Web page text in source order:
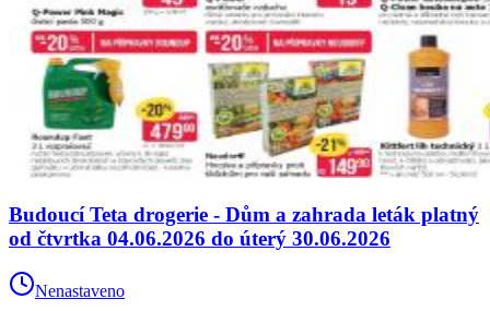
Budoucí Teta drogerie - Dům a zahrada leták platný
od čtvrtka 04.06.2026 do úterý 30.06.2026
Nenastaveno